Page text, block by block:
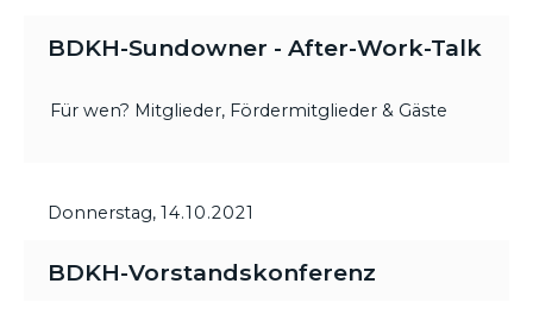
BDKH-Sundowner - After-Work-Talk
Für wen? Mitglieder, Fördermitglieder & Gäste
Donnerstag, 14.10.2021
BDKH-Vorstandskonferenz